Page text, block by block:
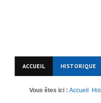
ACCUEIL HISTORIQUE
Vous êtes ici : Accueil